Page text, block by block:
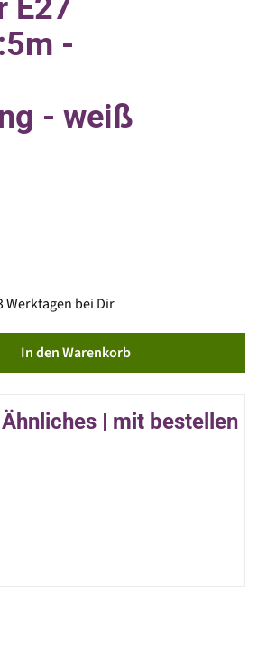
E27
-
- weiß
Werktagen bei Dir
In den Warenkorb
| mit bestellen